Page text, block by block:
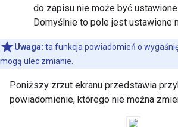
do zapisu nie może być
Domyślnie to pole jest ustawione
Uwaga: ta funkcja powiadomień o
mogą ulec zmianie.
Poniższy zrzut ekranu przedstawia
powiadomienie, którego nie można